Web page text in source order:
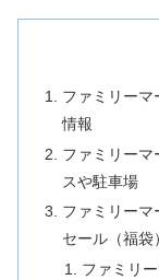
ファミリーマ
情報
ファミリーマ
スや駐車場
ファミリーマ
セール（福袋
ファミリ